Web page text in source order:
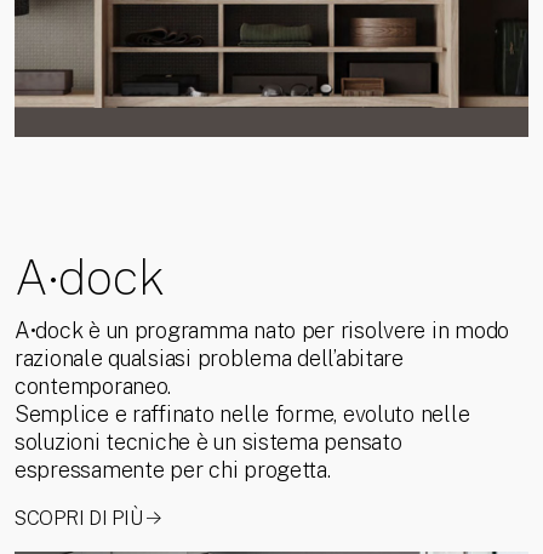
A•dock
A•dock è un programma nato per risolvere in modo
razionale qualsiasi problema dell’abitare
contemporaneo.
Semplice e raffinato nelle forme, evoluto nelle
soluzioni tecniche è un sistema pensato
espressamente per chi progetta.
SCOPRI DI PIÙ